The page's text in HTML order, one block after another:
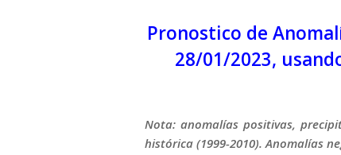
Pronostico de
28/01/2023,
Nota: anomalías positivas,
histórica (1999-2010). Anomalías